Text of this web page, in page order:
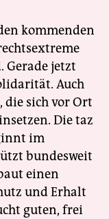
kommenden
Gerade jetzt
Auch
die sich vor Ort
Die taz
im
bundesweit
einen
und Erhalt
guten, frei